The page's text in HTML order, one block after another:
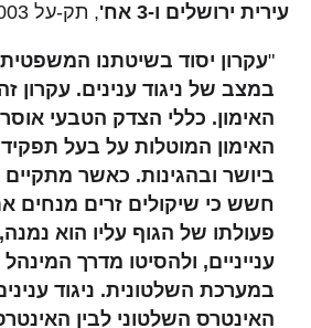
עירית ירושלים ו-3 אח'
, תק-על 2003(2), 1121 ,עמ' 1128:
"עקרון יסוד בשיטתנו
במצב של ניגוד ענינים. עקרון
האימון. כללי הצדק הטבעי
האימון המוטלות על בעל תפקיד
ביושר ובהגינות. כאשר מתקיים
חשש כי שיקולים זרים מנחים
פעולתו של הגוף עליו הוא
ענייניים, ולהסיטו מדרך
במערכת השלטונית. ניגוד
האינטרס השלטוני לבין